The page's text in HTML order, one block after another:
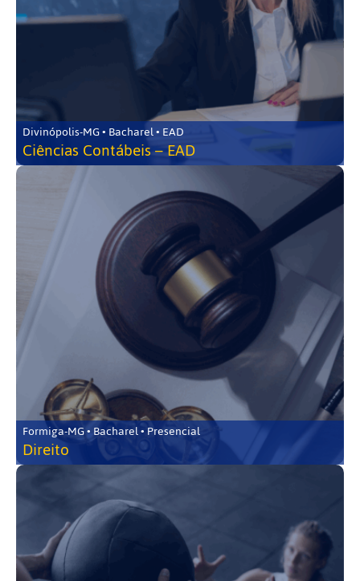
Divinópolis-MG • Bacharel • EAD
Ciências Contábeis – EAD
Formiga-MG • Bacharel • Presencial
Direito